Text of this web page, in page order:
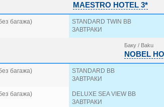
MAESTRO HOTEL 3*
багажа)
STANDARD TWIN BB
ЗАВТРАКИ
Баку / Baku
NOBEL
багажа)
STANDARD BB
ЗАВТРАКИ
багажа)
DELUXE SEA VIEW BB
ЗАВТРАКИ